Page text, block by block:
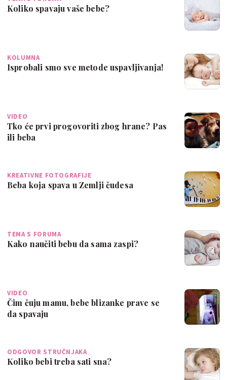
Koliko spavaju vaše bebe?
KOLUMNA
Isprobali smo sve metode uspavljivanja!
VIDEO
Tko će prvi progovoriti zbog hrane? Pas
ili beba
KREATIVNE FOTOGRAFIJE
Beba koja spava u Zemlji čudesa
TEMA S FORUMA
Kako naučiti bebu da sama zaspi?
VIDEO
Čim čuju mamu, bebe blizanke prave se
da spavaju
ODGOVOR STRUČNJAKA
Koliko bebi treba sati sna?